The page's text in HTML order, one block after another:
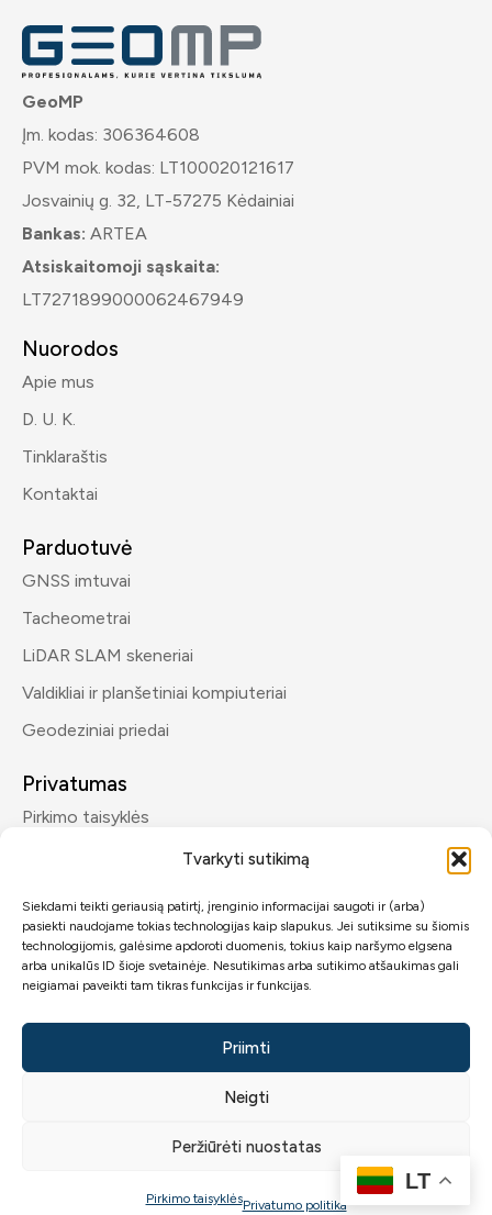
Tvarkyti sutikimą
Siekdami teikti geriausią patirtį, įrenginio informacijai saugoti ir (arba)
pasiekti naudojame tokias technologijas kaip slapukus. Jei sutiksime su šiomis
technologijomis, galėsime apdoroti duomenis, tokius kaip naršymo elgsena
arba unikalūs ID šioje svetainėje. Nesutikimas arba sutikimo atšaukimas gali
neigiamai paveikti tam tikras funkcijas ir funkcijas.
Priimti
Neigti
Peržiūrėti nuostatas
Pirkimo taisyklėsPrivatumo politika
GeoMP
Įm. kodas: 306364608
PVM mok. kodas: LT100020121617
Josvainių g. 32, LT-57275 Kėdainiai
Bankas: ARTEA
Atsiskaitomoji sąskaita:
LT7271899000062467949
Nuorodos
Apie mus
D. U. K.
Tinklaraštis
Kontaktai
Parduotuvė
GNSS imtuvai
Tacheometrai
LiDAR SLAM skeneriai
Valdikliai ir planšetiniai kompiuteriai
Geodeziniai priedai
Privatumas
Pirkimo taisyklės
Kontaktai
info@geomp.lt
+370 600 89432
LT